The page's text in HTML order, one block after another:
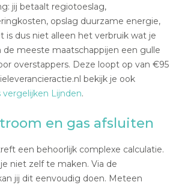
jij betaalt regiotoeslag,
opslag duurzame energie,
is dus niet alleen het verbruik wat je
de meeste maatschappijen een gulle
overstappers. Deze loopt op van €95
bekijk je ook
vergelijken Lijnden.
en gas afsluiten
een behoorlijk complexe calculatie.
niet zelf te maken. Via de
jij dit eenvoudig doen. Meteen